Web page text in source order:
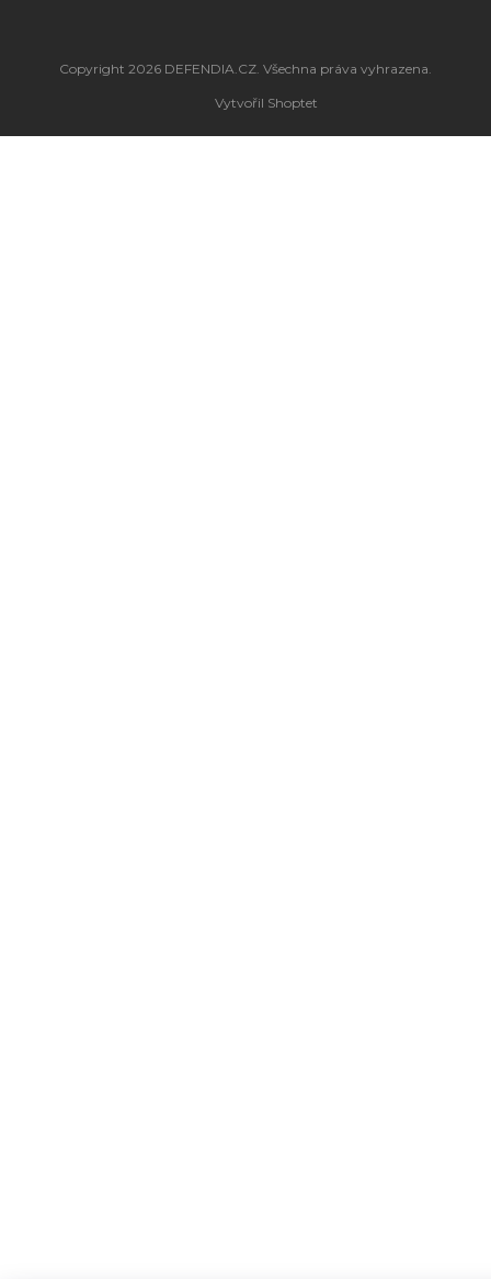
Vytvořil Shoptet
Copyright 2026 DEFENDIA.CZ . Všechna práva vyhrazena.